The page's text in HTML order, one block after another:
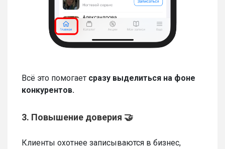
Всё это помогает сразу выделиться на фоне
конкурентов.
3. Повышение доверия 🤝
Клиенты охотнее записываются в бизнес,